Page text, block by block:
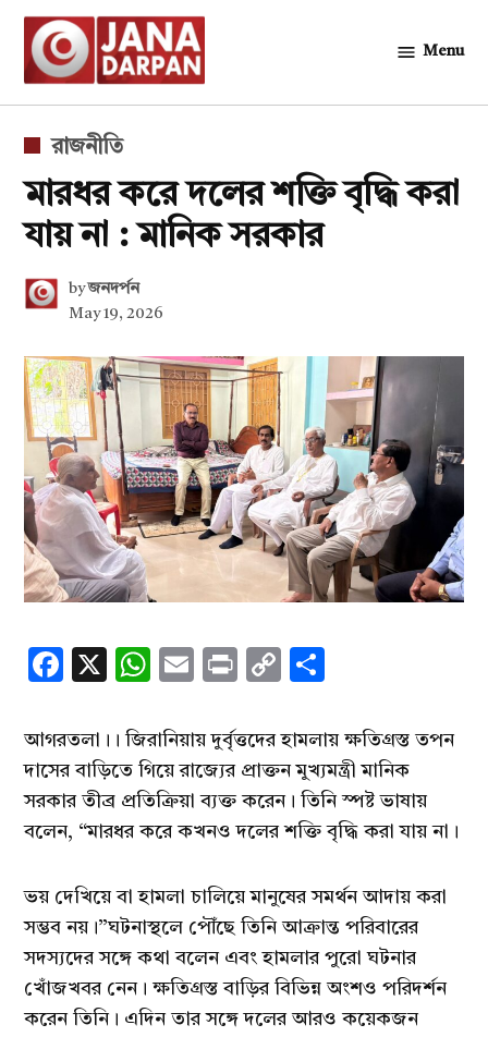
Skip
content
Menu
POSTED
IN
রাজনীতি
মারধর করে দলের শক্তি বৃদ্ধি করা
যায় না : মানিক সরকার
by জনদর্পন
May 19, 2026
Facebook
X WhatsApp
EmailPrintCopy
আগরতলা।। জিরানিয়ায় দুর্বৃত্তদের হামলায় ক্ষতিগ্রস্ত তপন
দাসের বাড়িতে গিয়ে রাজ্যের প্রাক্তন মুখ্যমন্ত্রী মানিক
সরকার তীব্র প্রতিক্রিয়া ব্যক্ত করেন। তিনি স্পষ্ট ভাষায়
বলেন, “মারধর করে কখনও দলের শক্তি বৃদ্ধি করা যায় না।
ভয় দেখিয়ে বা হামলা চালিয়ে মানুষের সমর্থন আদায় করা
সম্ভব নয়।”ঘটনাস্থলে পৌঁছে তিনি আক্রান্ত পরিবারের
সদস্যদের সঙ্গে কথা বলেন এবং হামলার পুরো ঘটনার
খোঁজখবর নেন। ক্ষতিগ্রস্ত বাড়ির বিভিন্ন অংশও পরিদর্শন
করেন তিনি। এদিন তার সঙ্গে দলের আরও কয়েকজন